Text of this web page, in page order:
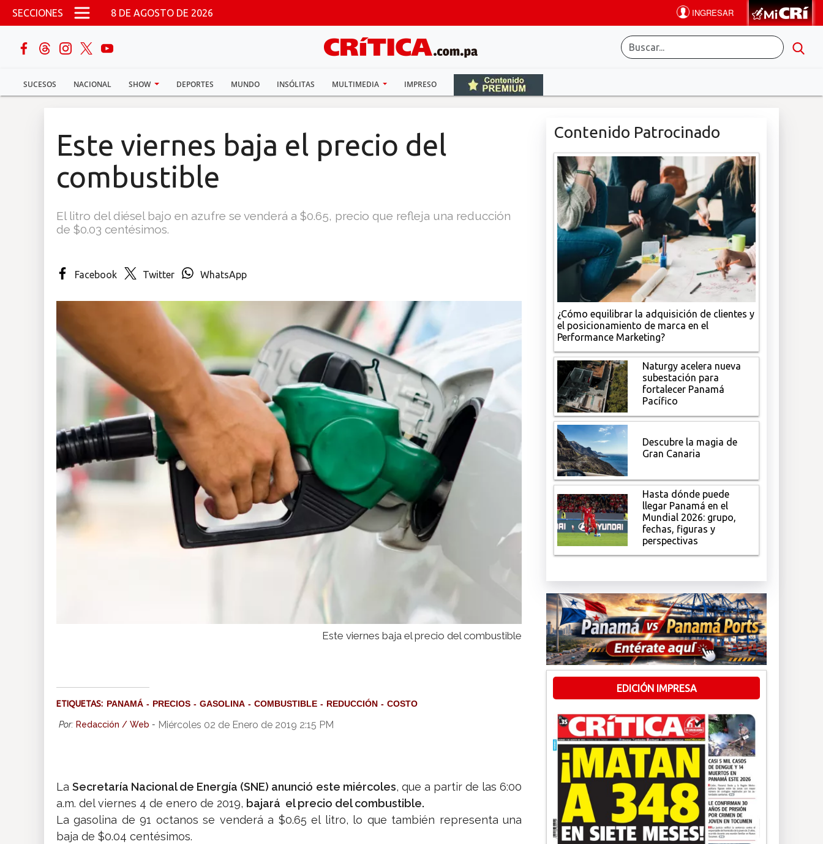
Pasar al contenido principal
SECCIONES 8 DE AGOSTO DE 2026
SUCESOS NACIONAL SHOW DEPORTES MUNDO INSÓLITAS MULTIMEDIA IMPRESO
buscar
Sucesos
Multimedia
Este viernes baja el precio del
combustible
El litro del diésel bajo en azufre se venderá a $0.65, precio que refleja una reducción
de $0.03 centésimos.
Facebook Twitter WhatsApp
Este viernes baja el precio del combustible
ETIQUETAS: PANAMÁ PRECIOS GASOLINA COMBUSTIBLE REDUCCIÓN COSTO
Por: Redacción / Web - Miércoles 02 de Enero de 2019 2:15 PM
LaSecretaría Nacional de Energía (SNE) anunció este miércoles, que a partir de las 6:00
a.m. del viernes 4 de enero de 2019, bajará el precio del combustible.
La gasolina de 91 octanos se venderá a $0.65 el litro, lo que también representa una
baja de $0.04 centésimos.
Contenido Patrocinado
¿Cómo equilibrar la adquisición de clientes y
el posicionamiento de marca en el
Performance Marketing?
Naturgy acelera nueva
subestación para
fortalecer Panamá
Pacífico
Descubre la magia de
Gran Canaria
Hasta dónde puede
llegar Panamá en el
Mundial 2026: grupo,
fechas, figuras y
perspectivas
EDICIÓN IMPRESA